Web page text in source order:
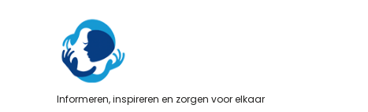
Informeren, inspireren en zorgen voor elkaar